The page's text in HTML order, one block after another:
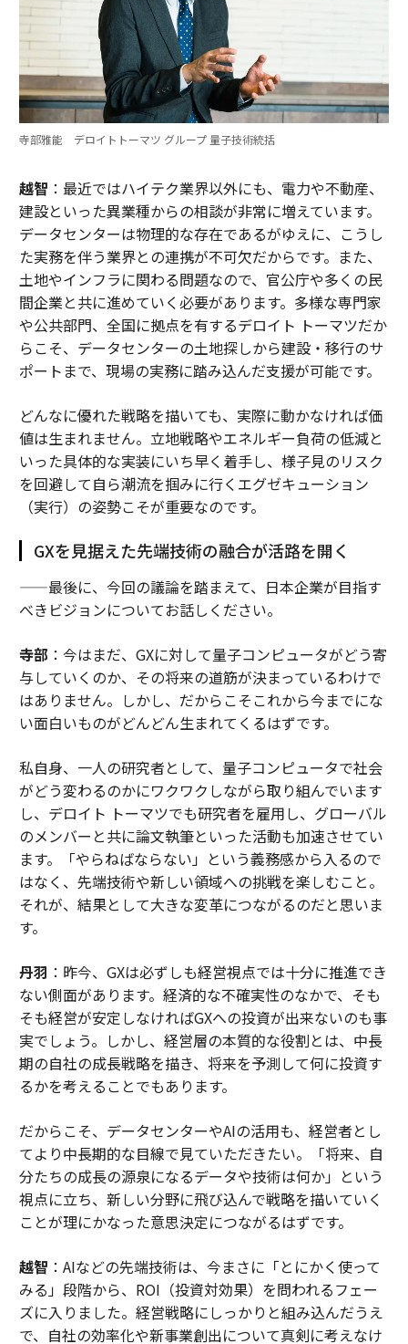
寺部雅能 デロイトトーマツ グループ 量子技術統括
越智 ：最近ではハイテク業界以外にも、電力や不動産、
建設といった異業種からの相談が非常に増えています。
データセンターは物理的な存在であるがゆえに、こうし
た実務を伴う業界との連携が不可欠だからです。また、
土地やインフラに関わる問題なので、官公庁や多くの民
間企業と共に進めていく必要があります。多様な専門家
や公共部門、全国に拠点を有するデロイト トーマツだか
らこそ、データセンターの土地探しから建設・移行のサ
ポートまで、現場の実務に踏み込んだ支援が可能です。
どんなに優れた戦略を描いても、実際に動かなければ価
値は生まれません。立地戦略やエネルギー負荷の低減と
いった具体的な実装にいち早く着手し、様子見のリスク
を回避して自ら潮流を掴みに行くエグゼキューション
（実行）の姿勢こそが重要なのです。
GXを見据えた先端技術の融合が活路を開く
——最後に、今回の議論を踏まえて、日本企業が目指す
べきビジョンについてお話しください。
寺部 ：今はまだ、GXに対して量子コンピュータがどう寄
与していくのか、その将来の道筋が決まっているわけで
はありません。しかし、だからこそこれから今までにな
い面白いものがどんどん生まれてくるはずです。
私自身、一人の研究者として、量子コンピュータで社会
がどう変わるのかにワクワクしながら取り組んでいます
し、デロイト トーマツでも研究者を雇用し、グローバル
のメンバーと共に論文執筆といった活動も加速させてい
ます。「やらねばならない」という義務感から入るので
はなく、先端技術や新しい領域への挑戦を楽しむこと。
それが、結果として大きな変革につながるのだと思いま
す。
丹羽 ：昨今、GXは必ずしも経営視点では十分に推進でき
ない側面があります。経済的な不確実性のなかで、そも
そも経営が安定しなければGXへの投資が出来ないのも事
実でしょう。しかし、経営層の本質的な役割とは、中長
期の自社の成長戦略を描き、将来を予測して何に投資す
るかを考えることでもあります。
だからこそ、データセンターやAIの活用も、経営者とし
てより中長期的な目線で見ていただきたい。「将来、自
分たちの成長の源泉になるデータや技術は何か」という
視点に立ち、新しい分野に飛び込んで戦略を描いていく
ことが理にかなった意思決定につながるはずです。
越智 ：AIなどの先端技術は、今まさに「とにかく使って
みる」段階から、ROI（投資対効果）を問われるフェー
ズに入りました。経営戦略にしっかりと組み込んだうえ
で、自社の効率化や新事業創出について真剣に考えなけ